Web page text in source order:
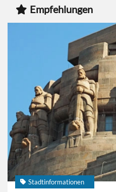
Empfehlungen
Stadtinformationen